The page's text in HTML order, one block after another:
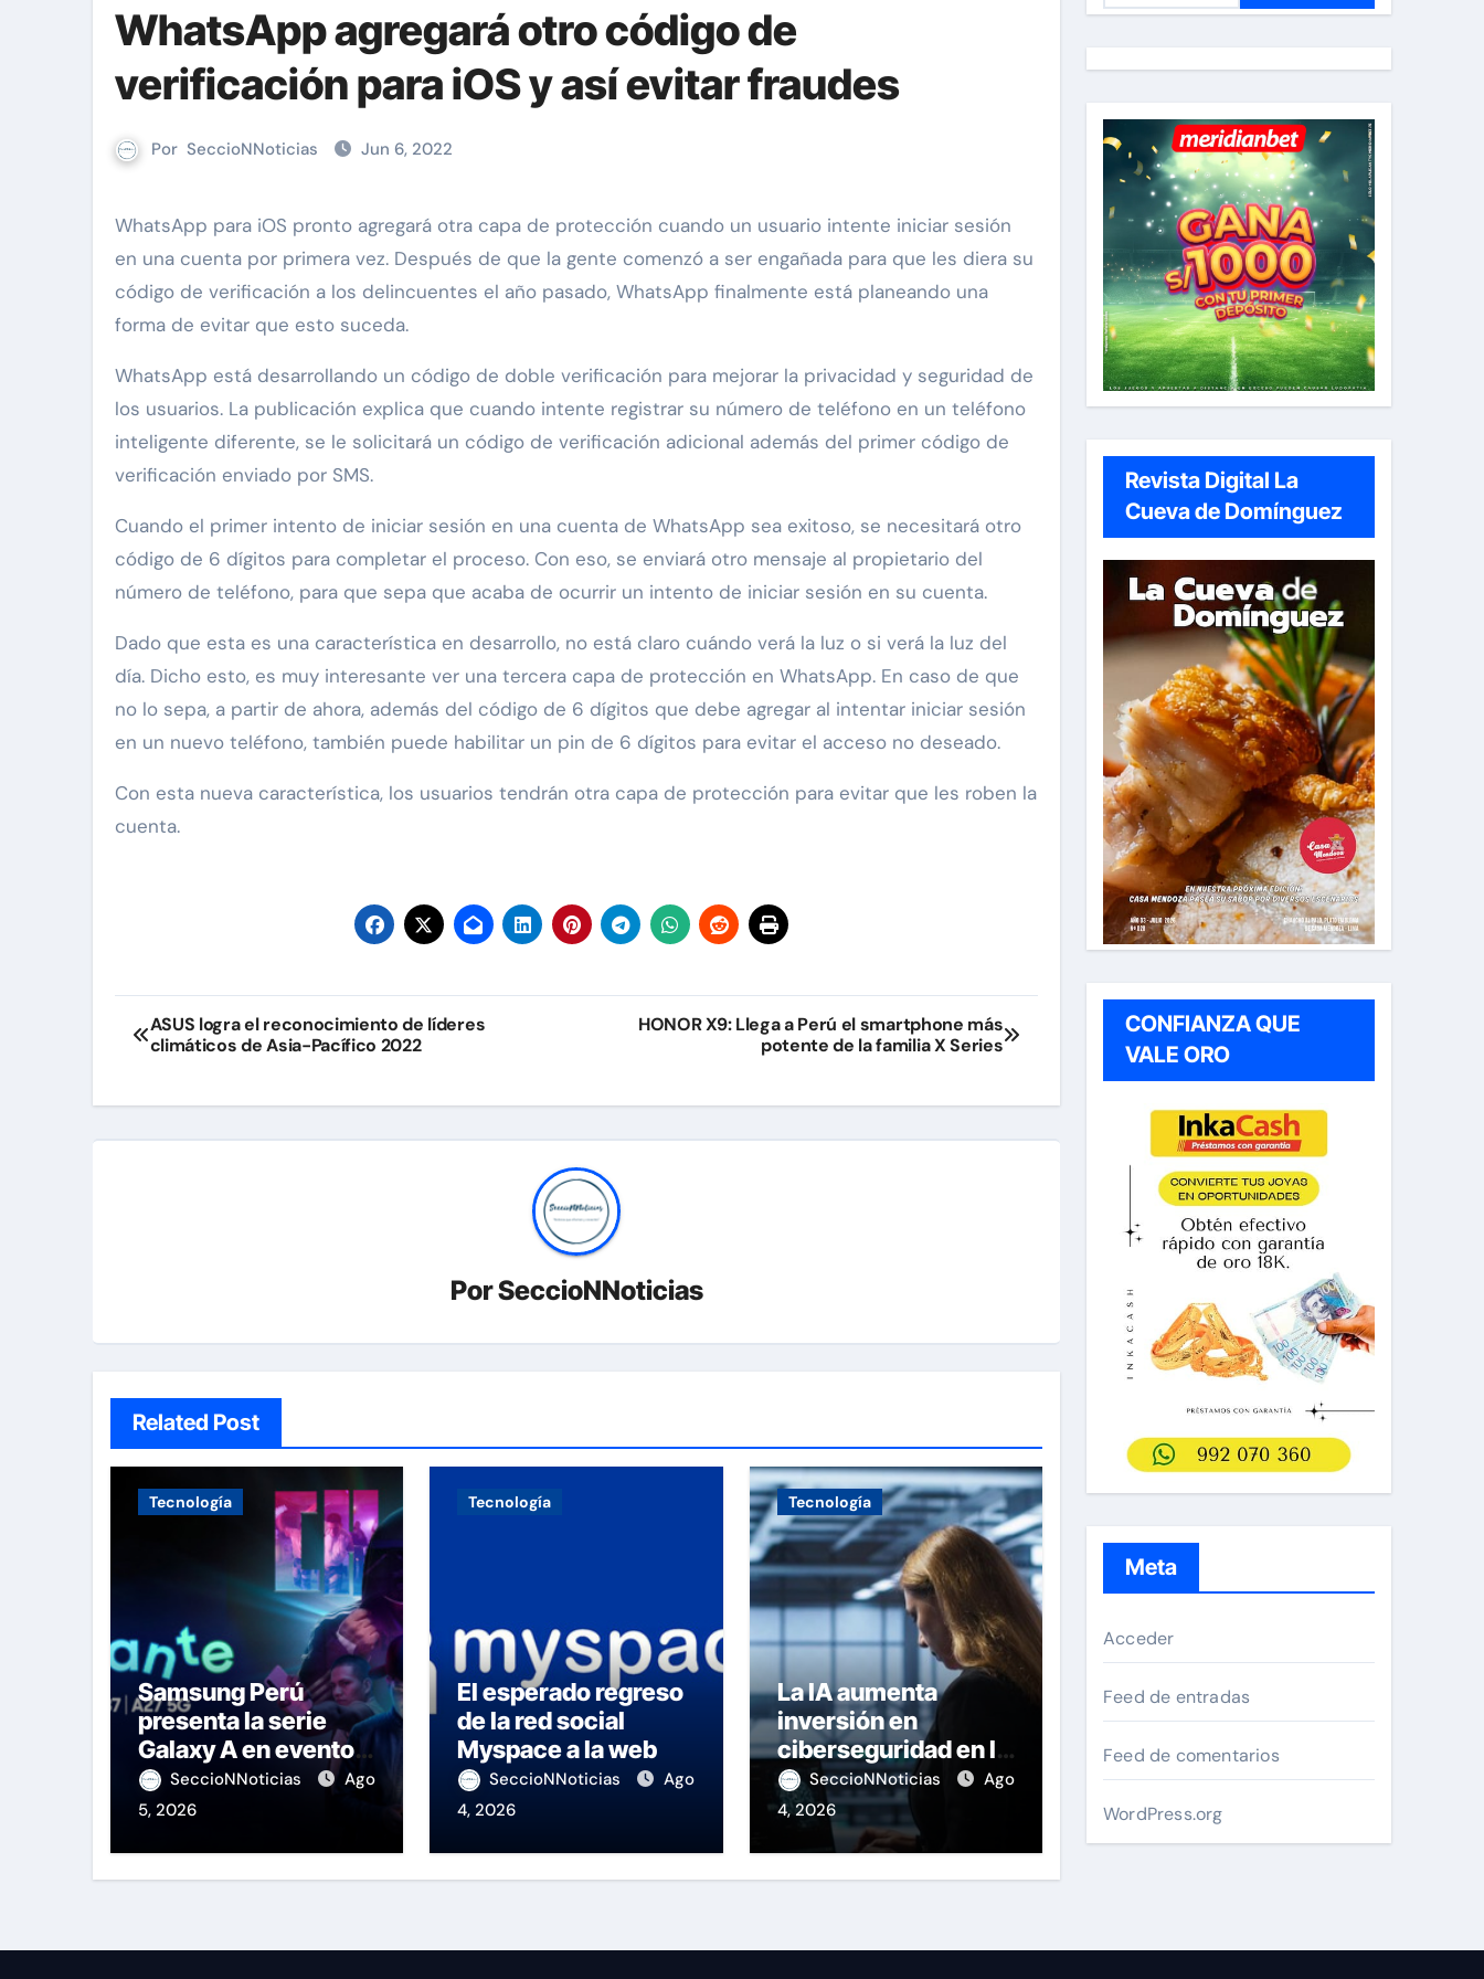
WhatsApp agregará otro código de
verificación para iOS y así evitar fraudes
Por SeccioNNoticias Jun 6, 2022
WhatsApp para iOS pronto agregará otra capa de protección cuando un usuario intente iniciar sesión
en una cuenta por primera vez. Después de que la gente comenzó a ser engañada para que les diera su
código de verificación a los delincuentes el año pasado, WhatsApp finalmente está planeando una
forma de evitar que esto suceda.
WhatsApp está desarrollando un código de doble verificación para mejorar la privacidad y seguridad de
los usuarios. La publicación explica que cuando intente registrar su número de teléfono en un teléfono
inteligente diferente, se le solicitará un código de verificación adicional además del primer código de
verificación enviado por SMS.
Cuando el primer intento de iniciar sesión en una cuenta de WhatsApp sea exitoso, se necesitará otro
código de 6 dígitos para completar el proceso. Con eso, se enviará otro mensaje al propietario del
número de teléfono, para que sepa que acaba de ocurrir un intento de iniciar sesión en su cuenta.
Dado que esta es una característica en desarrollo, no está claro cuándo verá la luz o si verá la luz del
día. Dicho esto, es muy interesante ver una tercera capa de protección en WhatsApp. En caso de que
no lo sepa, a partir de ahora, además del código de 6 dígitos que debe agregar al intentar iniciar sesión
en un nuevo teléfono, también puede habilitar un pin de 6 dígitos para evitar el acceso no deseado.
Con esta nueva característica, los usuarios tendrán otra capa de protección para evitar que les roben la
cuenta.
Navegación
de
entradas
ASUS logra el reconocimiento de líderes
climáticos de Asia-Pacífico 2022
HONOR X9: Llega a Perú el smartphone más
potente de la familia X Series
PorSeccioNNoticias
Related Post
Tecnología
Samsung Perú
presenta la serie
Galaxy A en evento
de K-Pop
SeccioNNoticias
Ago
5, 2026
Tecnología
El esperado regreso
de la red social
Myspace a la web
SeccioNNoticias
Ago
4, 2026
Tecnología
La IA aumenta
inversión en
ciberseguridad en la
región
SeccioNNoticias
Ago
4, 2026
r
:
Revista Digital La
Cueva de Domínguez
CONFIANZA QUE
VALE ORO
Meta
Acceder
Feed de entradas
Feed de comentarios
WordPress.org